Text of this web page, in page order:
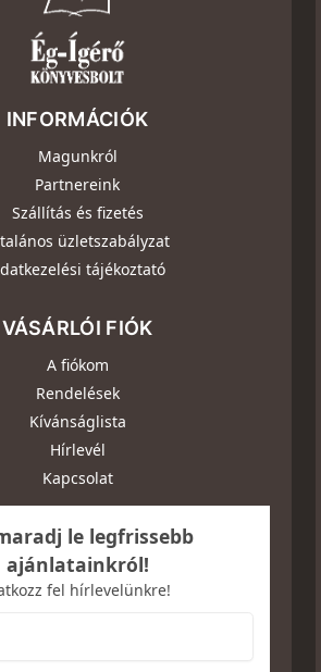
INFORMÁCIÓK
Magunkról
Partnereink
Szállítás és fizetés
üzletszabályzat
tájékoztató
VÁSÁRLÓI FIÓK
A fiókom
Rendelések
Kívánságlista
Hírlevél
Kapcsolat
le legfrissebb
ajánlatainkról!
fel hírlevelünkre!